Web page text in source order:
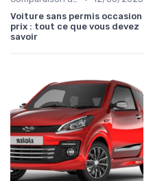
Voiture sans permis occasion
prix : tout ce que vous devez
savoir